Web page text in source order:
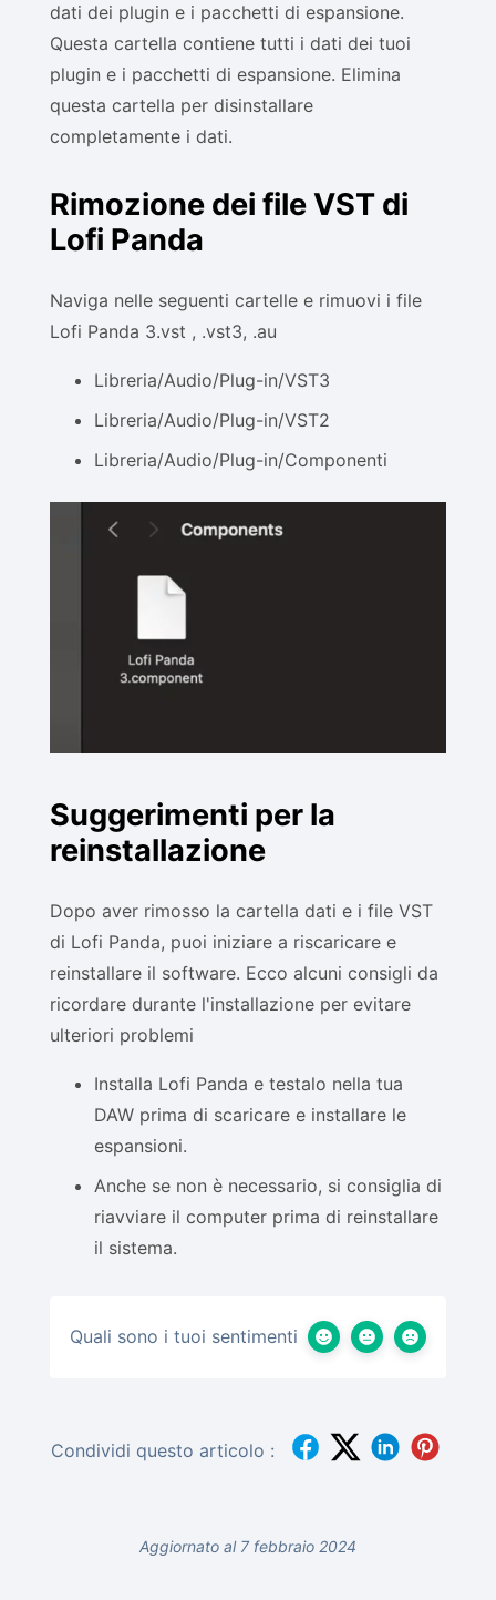
dati dei plugin e i pacchetti di espansione.
Questa cartella contiene tutti i dati dei tuoi
plugin e i pacchetti di espansione. Elimina
questa cartella per disinstallare
completamente i dati.
Rimozione dei file VST di
Lofi Panda
Naviga nelle seguenti cartelle e rimuovi i file
Lofi Panda 3.vst , .vst3, .au
Libreria/Audio/Plug-in/VST3
Libreria/Audio/Plug-in/VST2
Libreria/Audio/Plug-in/Componenti
Suggerimenti per la
reinstallazione
Dopo aver rimosso la cartella dati e i file VST
di Lofi Panda, puoi iniziare a riscaricare e
reinstallare il software. Ecco alcuni consigli da
ricordare durante l'installazione per evitare
ulteriori problemi
Installa Lofi Panda e testalo nella tua
DAW prima di scaricare e installare le
espansioni.
Anche se non è necessario, si consiglia di
riavviare il computer prima di reinstallare
il sistema.
Quali sono i tuoi sentimenti
Condividi questo articolo :
Aggiornato al 7 febbraio 2024